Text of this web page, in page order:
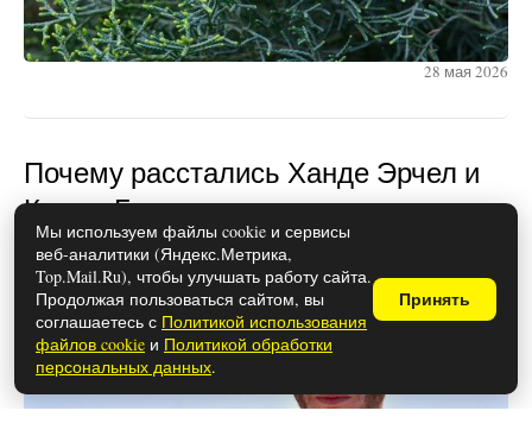
28 мая 2026
Почему расстались Ханде Эрчел и
Керем Бюрсин
Мы используем файлы cookie и сервисы
веб-аналитики (Яндекс.Метрика,
Top.Mail.Ru), чтобы улучшать работу сайта.
Продолжая пользоваться сайтом, вы
соглашаетесь с Политикой использования
файлов cookie и Политикой обработки
персональных данных.
Принять